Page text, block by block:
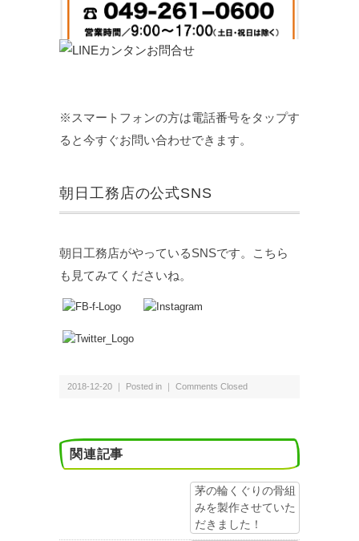
※スマートフォンの方は電話番号をタップす
ると今すぐお問い合わせできます。
朝日工務店の公式SNS
朝日工務店がやっているSNSです。こちら
も見てみてくださいね。
2018-12-20 ｜ Posted in ｜ Comments Closed
関連記事
茅の輪くぐりの骨組
みを製作させていた
だきました！